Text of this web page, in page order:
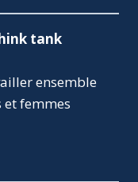
tank
ensemble
femmes